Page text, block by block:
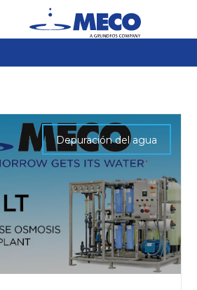
Depuración del agua